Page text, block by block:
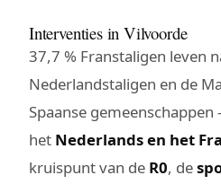
Interventies in Vilvoorde
37,7 % Franstaligen leven
Nederlandstaligen en de
Spaanse
het Nederlands en het
kruispunt van de R0, de